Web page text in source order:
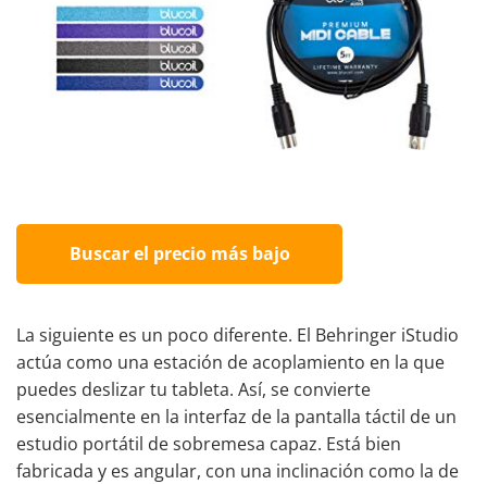
Buscar el precio más bajo
La siguiente es un poco diferente. El Behringer iStudio
actúa como una estación de acoplamiento en la que
puedes deslizar tu tableta. Así, se convierte
esencialmente en la interfaz de la pantalla táctil de un
estudio portátil de sobremesa capaz. Está bien
fabricada y es angular, con una inclinación como la de